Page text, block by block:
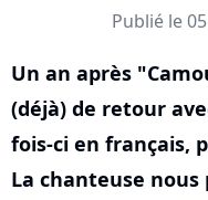
Publié le
Un an après
(déjà) de retour
fois-ci en français,
La chanteuse